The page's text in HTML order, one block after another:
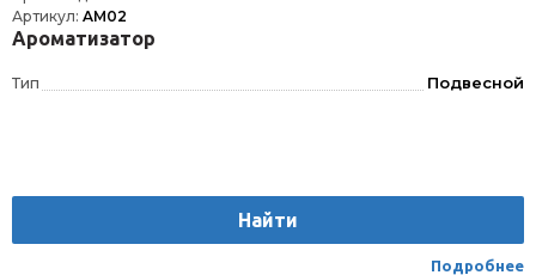
Артикул: AM02
Ароматизатор
Тип Подвесной
Найти
Подробнее